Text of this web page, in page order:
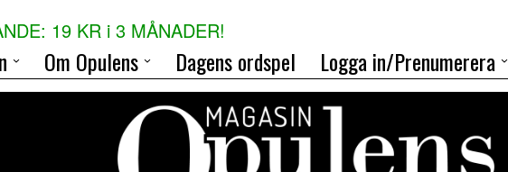
19 KR i 3 MÅNADER!
Om Opulens Dagens ordspel Logga in/Prenumerera